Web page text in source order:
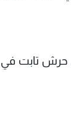
حرش تابت